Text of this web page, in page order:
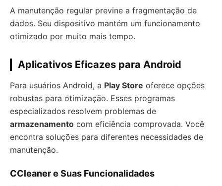
A manutenção regular previne a fragmentação de
dados. Seu dispositivo mantém um funcionamento
otimizado por muito mais tempo.
Aplicativos Eficazes para Android
Para usuários Android, a Play Store oferece opções
robustas para otimização. Esses programas
especializados resolvem problemas de
armazenamento com eficiência comprovada. Você
encontra soluções para diferentes necessidades de
manutenção.
CCleaner e Suas Funcionalidades